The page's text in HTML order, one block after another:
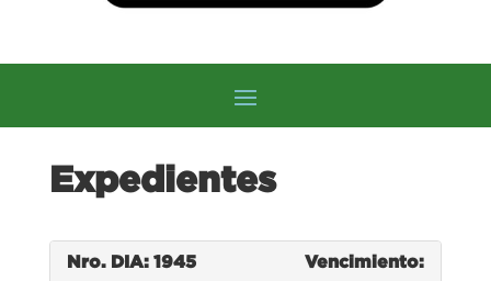
Expedientes
Nro. DIA: 1945 Vencimiento: